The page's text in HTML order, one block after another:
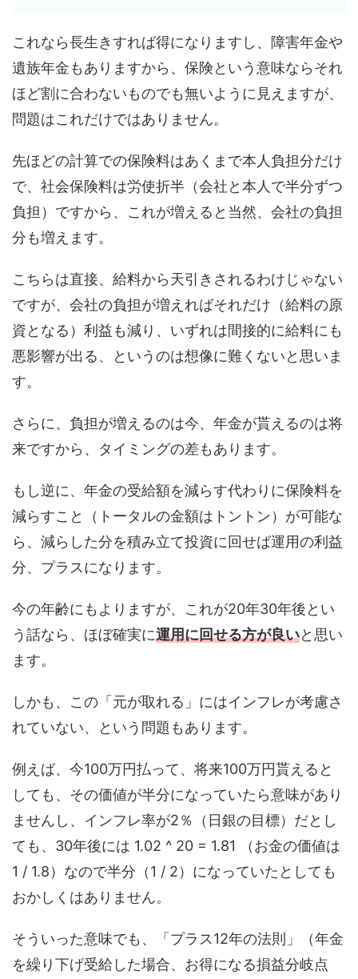
これなら長生きすれば得になりますし、障害年金や
遺族年金もありますから、保険という意味ならそれ
ほど割に合わないものでも無いように見えますが、
問題はこれだけではありません。
先ほどの計算での保険料はあくまで本人負担分だけ
で、社会保険料は労使折半（会社と本人で半分ずつ
負担）ですから、これが増えると当然、会社の負担
分も増えます。
こちらは直接、給料から天引きされるわけじゃない
ですが、会社の負担が増えればそれだけ（給料の原
資となる）利益も減り、いずれは間接的に給料にも
悪影響が出る、というのは想像に難くないと思いま
す。
さらに、負担が増えるのは今、年金が貰えるのは将
来ですから、タイミングの差もあります。
もし逆に、年金の受給額を減らす代わりに保険料を
減らすこと（トータルの金額はトントン）が可能な
ら、減らした分を積み立て投資に回せば運用の利益
分、プラスになります。
今の年齢にもよりますが、これが20年30年後とい
う話なら、ほぼ確実に運用に回せる方が良いと思い
ます。
しかも、この「元が取れる」にはインフレが考慮さ
れていない、という問題もあります。
例えば、今100万円払って、将来100万円貰えると
しても、その価値が半分になっていたら意味があり
ませんし、インフレ率が2％（日銀の目標）だとし
ても、30年後には 1.02 ^ 20 = 1.81 （お金の価値は
1 / 1.8）なので半分（1 / 2）になっていたとしても
おかしくはありません。
そういった意味でも、「プラス12年の法則」（年金
を繰り下げ受給した場合、お得になる損益分岐点